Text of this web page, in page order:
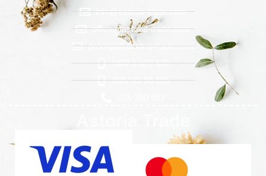
info@astoria-trade.com
office@astoria-trade.com
prodaja@astoria-trade.com
060/ 1 622 622
065/ 85 95 105